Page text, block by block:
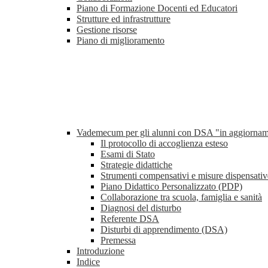
Piano di Formazione Docenti ed Educatori
Strutture ed infrastrutture
Gestione risorse
Piano di miglioramento
Vademecum per gli alunni con DSA "in
Il protocollo di accoglienza esteso
Esami di Stato
Strategie didattiche
Strumenti compensativi e misure
Piano Didattico Personalizzato (PDP)
Collaborazione tra scuola, famiglia e sanità
Diagnosi del disturbo
Referente DSA
Disturbi di apprendimento (DSA)
Premessa
Introduzione
Indice